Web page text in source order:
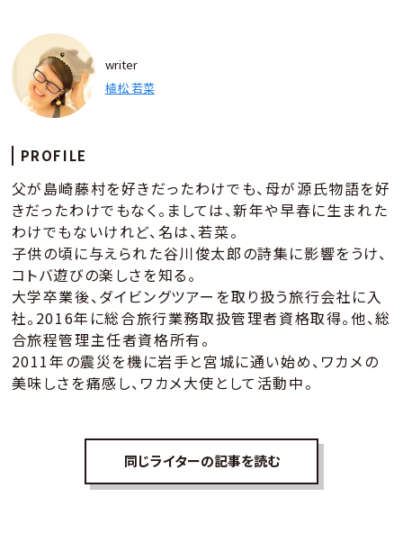
writer
植松 若菜
PROFILE
父が島崎藤村を好きだったわけでも、母が源氏物語を好
きだったわけでもなく。ましては、新年や早春に生まれた
わけでもないけれど、名は、若菜。
子供の頃に与えられた谷川俊太郎の詩集に影響をうけ、
コトバ遊びの楽しさを知る。
大学卒業後、ダイビングツアーを取り扱う旅行会社に入
社。2016年に総合旅行業務取扱管理者資格取得。他、総
合旅程管理主任者資格所有。
2011年の震災を機に岩手と宮城に通い始め、ワカメの
美味しさを痛感し、ワカメ大使として活動中。
同じライターの記事を読む